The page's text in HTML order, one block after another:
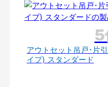
アウトセット吊戸･片
イプ) スタンダード